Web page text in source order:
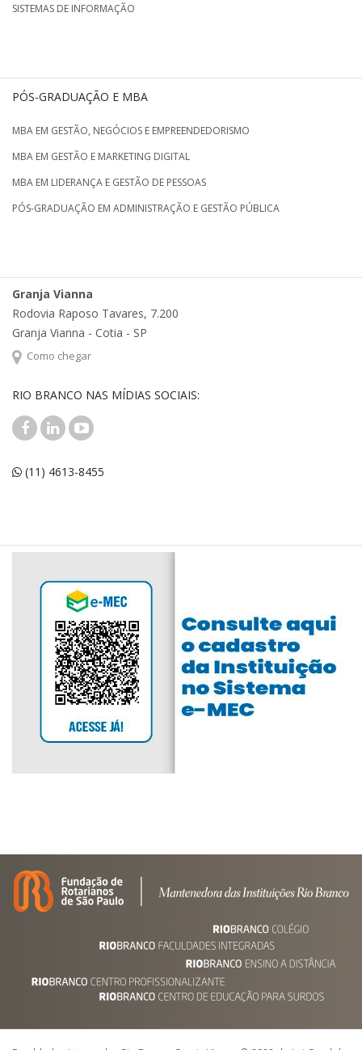
SISTEMAS DE INFORMAÇÃO
PÓS-GRADUAÇÃO E MBA
MBA EM GESTÃO, NEGÓCIOS E EMPREENDEDORISMO
MBA EM GESTÃO E MARKETING DIGITAL
MBA EM LIDERANÇA E GESTÃO DE PESSOAS
PÓS-GRADUAÇÃO EM ADMINISTRAÇÃO E GESTÃO PÚBLICA
Granja Vianna
Rodovia Raposo Tavares, 7.200
Granja Vianna - Cotia - SP
Como chegar
RIO BRANCO NAS MÍDIAS SOCIAIS:
(11) 4613-8455